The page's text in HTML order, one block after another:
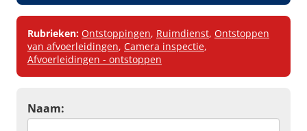
Rubrieken: Ontstoppingen, Ruimdienst, Ontstoppen
van afvoerleidingen, Camera inspectie,
Afvoerleidingen - ontstoppen
Naam: